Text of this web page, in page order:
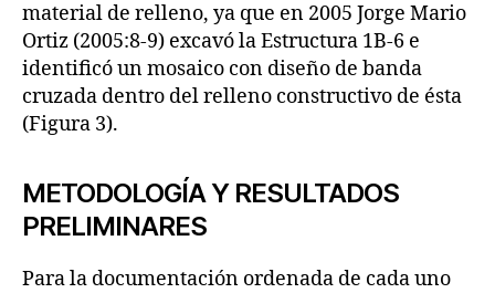
material de relleno, ya que en 2005 Jorge Mario
Ortiz (2005:8-9) excavó la Estructura 1B-6 e
identificó un mosaico con diseño de banda
cruzada dentro del relleno constructivo de ésta
(Figura 3).
METODOLOGÍA Y RESULTADOS
PRELIMINARES
Para la documentación ordenada de cada uno